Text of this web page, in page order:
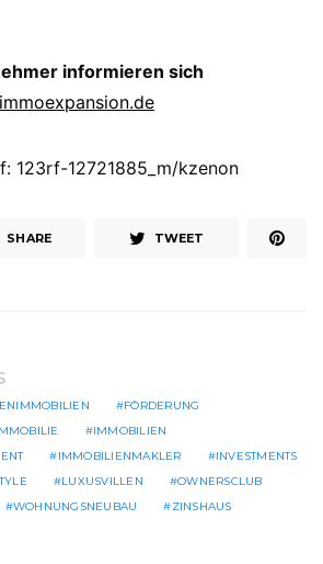
informieren sich
123rf-12721885_m/kzenon
SHARE TWEET
FÖRDERUNG
IMMOBILIEN
IMMOBILIENMAKLER
INVESTMENTS
LUXUSVILLEN
OWNERSCLUB
WOHNUNGSNEUBAU ZINSHAUS